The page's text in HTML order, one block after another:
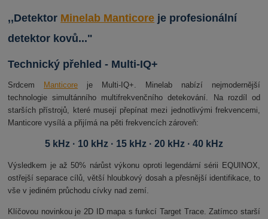
,,Detektor Minelab Manticore je profesionální
detektor kovů..."
Technický přehled - Multi-IQ+
Srdcem Manticore je Multi-IQ+. Minelab nabízí nejmodernější
technologie simultánního multifrekvenčního detekování. Na rozdíl od
starších přístrojů, které musejí přepínat mezi jednotlivými frekvencemi,
Manticore vysílá a přijímá na pěti frekvencích zároveň:
5 kHz · 10 kHz · 15 kHz · 20 kHz · 40 kHz
Výsledkem je až 50% nárůst výkonu oproti legendární sérii EQUINOX,
ostřejší separace cílů, větší hloubkový dosah a přesnější identifikace, to
vše v jediném průchodu cívky nad zemí.
Klíčovou novinkou je 2D ID mapa s funkcí Target Trace. Zatímco starší